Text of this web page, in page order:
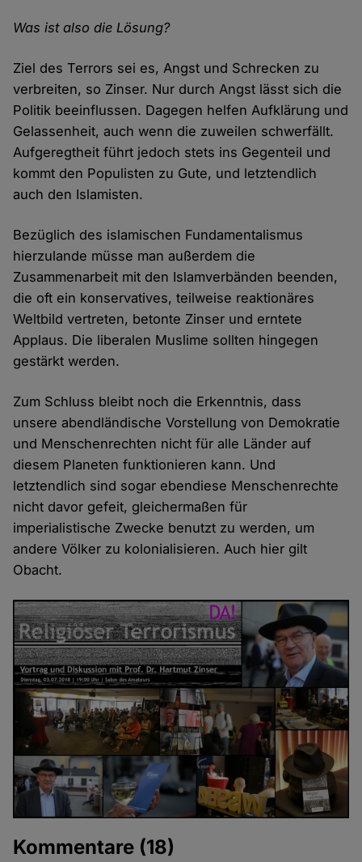
Was ist also die Lösung?
Ziel des Terrors sei es, Angst und Schrecken zu
verbreiten, so Zinser. Nur durch Angst lässt sich die
Politik beeinflussen. Dagegen helfen Aufklärung und
Gelassenheit, auch wenn die zuweilen schwerfällt.
Aufgeregtheit führt jedoch stets ins Gegenteil und
kommt den Populisten zu Gute, und letztendlich
auch den Islamisten.
Bezüglich des islamischen Fundamentalismus
hierzulande müsse man außerdem die
Zusammenarbeit mit den Islamverbänden beenden,
die oft ein konservatives, teilweise reaktionäres
Weltbild vertreten, betonte Zinser und erntete
Applaus. Die liberalen Muslime sollten hingegen
gestärkt werden.
Zum Schluss bleibt noch die Erkenntnis, dass
unsere abendländische Vorstellung von Demokratie
und Menschenrechten nicht für alle Länder auf
diesem Planeten funktionieren kann. Und
letztendlich sind sogar ebendiese Menschenrechte
nicht davor gefeit, gleichermaßen für
imperialistische Zwecke benutzt zu werden, um
andere Völker zu kolonialisieren. Auch hier gilt
Obacht.
Kommentare (18)